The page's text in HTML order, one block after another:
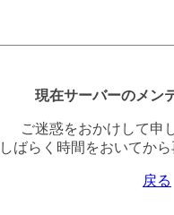
現在サーバーのメン
ご迷惑をおかけして申
しばらく時間をおいてから
戻る